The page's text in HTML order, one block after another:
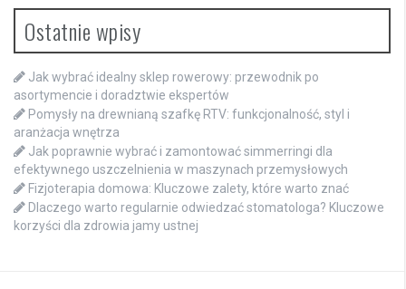
Ostatnie wpisy
Jak wybrać idealny sklep rowerowy: przewodnik po
asortymencie i doradztwie ekspertów
Pomysły na drewnianą szafkę RTV: funkcjonalność, styl i
aranżacja wnętrza
Jak poprawnie wybrać i zamontować simmerringi dla
efektywnego uszczelnienia w maszynach przemysłowych
Fizjoterapia domowa: Kluczowe zalety, które warto znać
Dlaczego warto regularnie odwiedzać stomatologa? Kluczowe
korzyści dla zdrowia jamy ustnej